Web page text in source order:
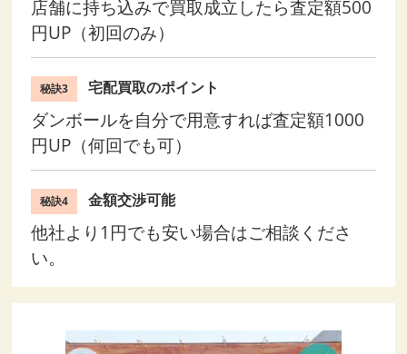
店舗に持ち込みで買取成立したら査定額500
円UP（初回のみ）
秘訣3 宅配買取のポイント
ダンボールを自分で用意すれば査定額1000
円UP（何回でも可）
秘訣4 金額交渉可能
他社より1円でも安い場合はご相談くださ
い。